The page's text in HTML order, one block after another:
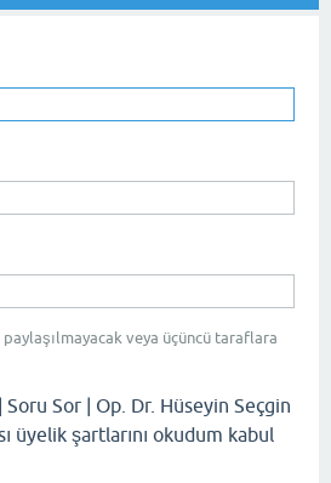
veya üçüncü taraflara
Sor | Op. Dr. Hüseyin Seçgin
üyelik şartlarını okudum kabul